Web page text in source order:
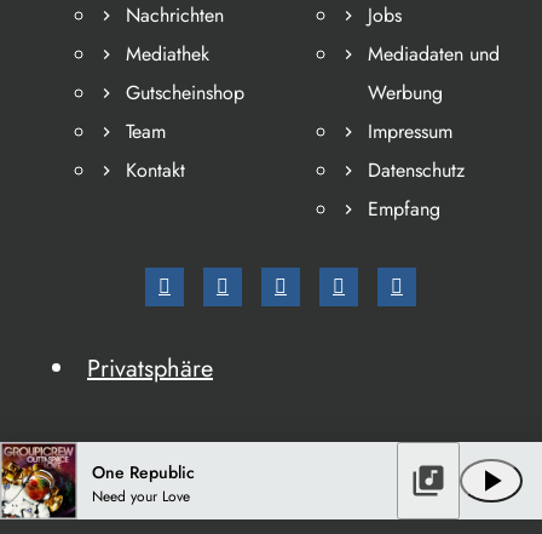
Nachrichten
Mediathek
Gutscheinshop
Team
Kontakt
Jobs
Mediadaten und
Werbung
Impressum
Datenschutz
Empfang
Privatsphäre
One Republic
Need your Love play_arrow
library_music